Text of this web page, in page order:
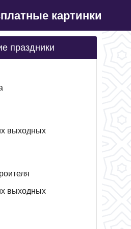
картинки
праздники
выходных
выходных